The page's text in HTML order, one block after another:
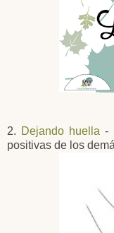
2. Dejando huella -
positivas de los